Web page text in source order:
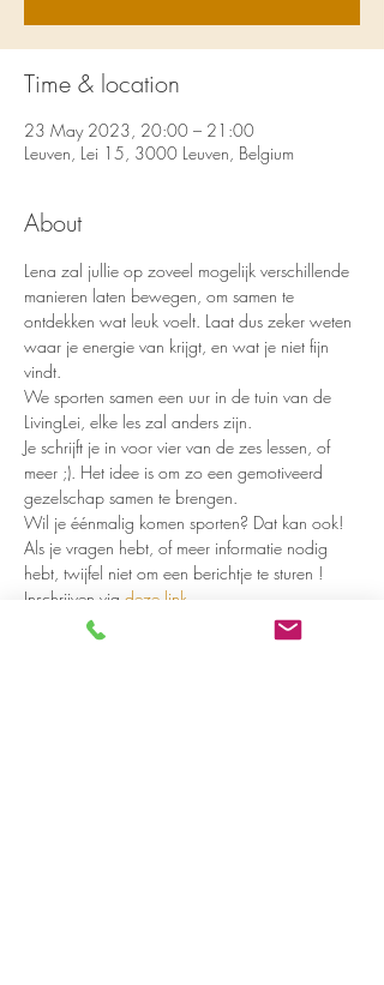
Time & location
23 May 2023, 20:00 – 21:00
Leuven, Lei 15, 3000 Leuven, Belgium
About
Lena zal jullie op zoveel mogelijk verschillende
manieren laten bewegen, om samen te
ontdekken wat leuk voelt. Laat dus zeker weten
waar je energie van krijgt, en wat je niet fijn
vindt.
We sporten samen een uur in de tuin van de
LivingLei, elke les zal anders zijn.
Je schrijft je in voor vier van de zes lessen, of
meer ;). Het idee is om zo een gemotiveerd
gezelschap samen te brengen.
Wil je éénmalig komen sporten? Dat kan ook!
Als je vragen hebt, of meer informatie nodig
hebt, twijfel niet om een berichtje te sturen !
Inschrijven via deze link